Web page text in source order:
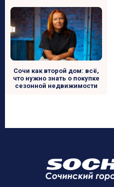
Сочи как второй дом: всё,
что нужно знать о покупке
сезонной недвижимости